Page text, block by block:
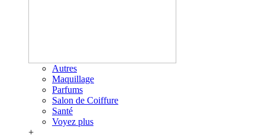
Autres
Maquillage
Parfums
Salon de Coiffure
Santé
Voyez plus
+